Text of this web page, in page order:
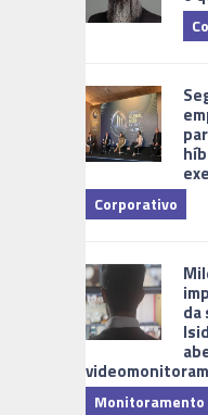
Corporativo
da
Monitoramento